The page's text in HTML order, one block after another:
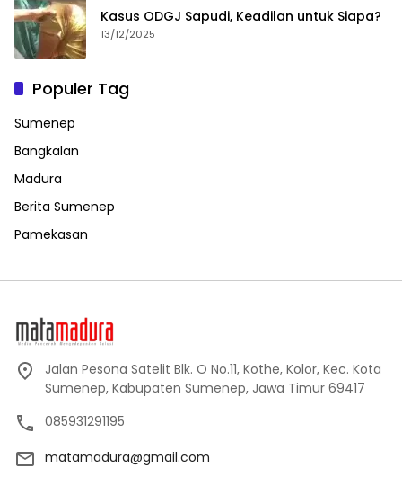
Kasus ODGJ Sapudi, Keadilan untuk Siapa?
13/12/2025
Populer Tag
Sumenep
Bangkalan
Madura
Berita Sumenep
Pamekasan
Jalan Pesona Satelit Blk. O No.11, Kothe, Kolor, Kec. Kota
Sumenep, Kabupaten Sumenep, Jawa Timur 69417
085931291195
matamadura@gmail.com